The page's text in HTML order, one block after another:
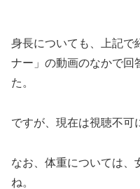
身長についても、上記
ナー」の動画のなかで回
た。
ですが、現在は視聴不可
なお、体重については、
ね。